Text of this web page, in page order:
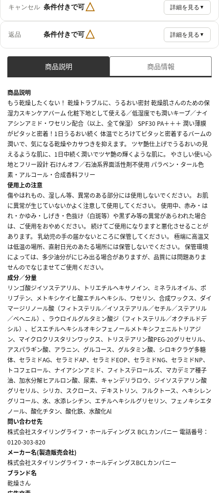
キャンセル 条件付きで可△ 詳細を見る ▼
返品 条件付きで可△ 詳細を見る ▼
商品説明 商品情報
商品説明
もう乾燥したくない！ 乾燥トラブルに、うるおい密封 乾燥肌さんのための保
湿力スキンケアバーム 化粧下地として使える／低湿度でも潤いキープ／ナイ
アシンアミド・ワセリン配合（以上、全て保湿） SPF30 PA＋＋＋ 潤い薄膜
がピタッと密着！1日うるおい続く 体温でとろけてピタッと密着するバームの
潤いで、気になる乾燥やカサつきを抑えます。 ツヤ艶仕上げでうるおいの見
えるような肌に、1日中続く潤いでツヤ艶の輝くような肌に。 やさしい使い心
地とフリー設計 石けんオフ／石油系界面活性剤不使用 パラベン・タール色
素・アルコール・合成香料フリー
使用上の注意
傷やはれもの、湿しん等、異常のある部分には使用しないでください。 お肌
に異常が生じていないかよく注意して使用してください。 使用中、赤み・は
れ・かゆみ・しげき・色抜け（白斑等）や黒ずみ等の異常があらわれた場合
は、ご使用をおやめください。 続けてご使用になりますと悪化させることが
あります。 乳幼児の手の届かないところに保管してください。 極端に高温又
は低温の場所、直射日光のあたる場所には保管しないでください。 保管環境
によっては、多少油分がにじみ出る場合がありますが、品質には問題ありま
せんのでなじませてご使用ください。
成分／分量
リンゴ酸ジイソステアリル、トリエチルヘキサノイン、ミネラルオイル、ポ
リブテン、メトキシケイヒ酸エチルヘキシル、ワセリン、合成ワックス、ダイ
マージリノール酸（フィトステリル／イソステアリル／セチル／ステアリル
／ベヘニル）、ラウロイルグルタミン酸ジ（フィトステリル／オクチルドデ
シル）、ビスエチルヘキシルオキシフェノールメトキシフェニルトリアジ
ン、マイクロクリスタリンワックス、トリステアリン酸PEG-20グリセリル、
アスパラギン酸、アラニン、グルコース、グルタミン酸、シロキクラゲ多糖
体、セラミドAG、セラミドAP、セラミドEOP、セラミドNG、セラミドNP、
トコフェロール、ナイアシンアミド、フィトステロールズ、マカデミア種子
油、加水分解ヒアルロン酸、尿素、キャンデリラロウ、ジイソステアリン酸
グリセリル、シリカ、スクロース、デキストリン、フルクトース、ヘキシレン
グリコール、水、水添レシチン、エチルヘキシルグリセリン、フェノキシエタ
ノール、酸化チタン、酸化鉄、水酸化Al
問い合わせ先
株式会社スタイリングライフ・ホールディングス BCLカンパニー 電話番号：
0120-303-820
メーカー名(製造販売会社)
株式会社スタイリングライフ・ホールディングスBCLカンパニー
ブランド名
乾燥さん